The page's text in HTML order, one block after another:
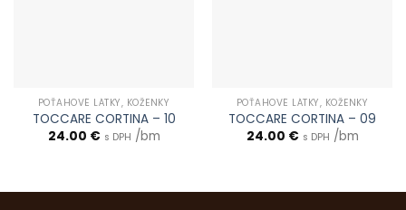
POŤAHOVÉ LÁTKY, KOŽENKY
TOCCARE CORTINA – 10
24.00 € s DPH /bm
POŤAHOVÉ LÁTKY, KOŽENKY
TOCCARE CORTINA – 09
24.00 € s DPH /bm